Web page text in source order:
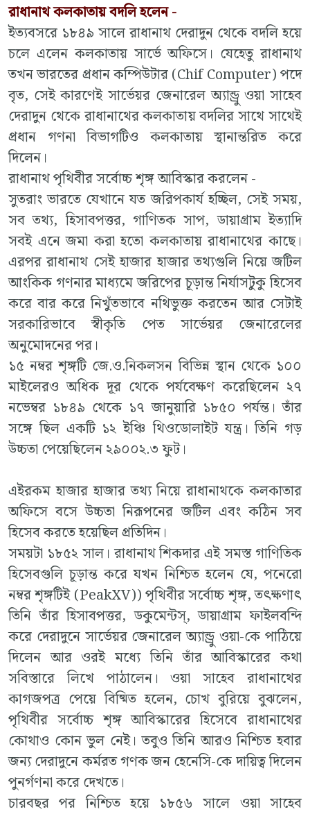
রাধানাথ কলকাতায় বদলি হলেন -
ইত্যবসরে ১৮৪৯ সালে রাধানাথ দেরাদুন থেকে বদলি হয়ে
চলে এলেন কলকাতায় সার্ভে অফিসে। যেহেতু রাধানাথ
তখন ভারতের প্রধান কম্পিউটার (Chif Computer) পদে
বৃত, সেই কারণেই সার্ভেয়র জেনারেল অ্যান্ড্রু ওয়া সাহেব
দেরাদুন থেকে রাধানাথের কলকাতায় বদলির সাথে সাথেই
প্রধান গণনা বিভাগটিও কলকাতায় স্থানান্তরিত করে
দিলেন।
রাধানাথ পৃথিবীর সর্বোচ্চ শৃঙ্গ আবিস্কার করলেন -
সুতরাং ভারতে যেখানে যত জরিপকার্য হচ্ছিল, সেই সময়,
সব তথ্য, হিসাবপত্তর, গাণিতক সাপ, ডায়াগ্রাম ইত্যাদি
সবই এনে জমা করা হতো কলকাতায় রাধানাথের কাছে।
এরপর রাধানাথ সেই হাজার হাজার তথ্যগুলি নিয়ে জটিল
আংকিক গণনার মাধ্যমে জরিপের চূড়ান্ত নির্যাসটুকু হিসেব
করে বার করে নিখুঁতভাবে নথিভুক্ত করতেন আর সেটাই
সরকারিভাবে স্বীকৃতি পেত সার্ভেয়র জেনারেলের
অনুমোদনের পর।
১৫ নম্বর শৃঙ্গটি জে.ও.নিকলসন বিভিন্ন স্থান থেকে ১০০
মাইলেরও অধিক দূর থেকে পর্যবেক্ষণ করেছিলেন ২৭
নভেম্বর ১৮৪৯ থেকে ১৭ জানুয়ারি ১৮৫০ পর্যন্ত। তাঁর
সঙ্গে ছিল একটি ১২ ইঞ্চি থিওডোলাইট যন্ত্র। তিনি গড়
উচ্চতা পেয়েছিলেন ২৯০০২.৩ ফুট।
এইরকম হাজার হাজার তথ্য নিয়ে রাধানাথকে কলকাতার
অফিসে বসে উচ্চতা নিরূপনের জটিল এবং কঠিন সব
হিসেব করতে হয়েছিল প্রতিদিন।
সময়টা ১৮৫২ সাল। রাধানাথ শিকদার এই সমস্ত গাণিতিক
হিসেবগুলি চূড়ান্ত করে যখন নিশ্চিত হলেন যে, পনেরো
নম্বর শৃঙ্গটিই (PeakXV)) পৃথিবীর সর্বোচ্চ শৃঙ্গ, তৎক্ষণাৎ
তিনি তাঁর হিসাবপত্তর, ডকুমেন্টস্, ডায়াগ্রাম ফাইলবন্দি
করে দেরাদুনে সার্ভেয়র জেনারেল অ্যান্ড্রু ওয়া-কে পাঠিয়ে
দিলেন আর ওরই মধ্যে তিনি তাঁর আবিস্কারের কথা
সবিস্তারে লিখে পাঠালেন। ওয়া সাহেব রাধানাথের
কাগজপত্র পেয়ে বিষ্মিত হলেন, চোখ বুরিয়ে বুঝলেন,
পৃথিবীর সর্বোচ্চ শৃঙ্গ আবিস্কারের হিসেবে রাধানাথের
কোথাও কোন ভুল নেই। তবুও তিনি আরও নিশ্চিত হবার
জন্য দেরাদুনে কর্মরত গণক জন হেনেসি-কে দায়িত্ব দিলেন
পুনর্গণনা করে দেখতে।
চারবছর পর নিশ্চিত হয়ে ১৮৫৬ সালে ওয়া সাহেব